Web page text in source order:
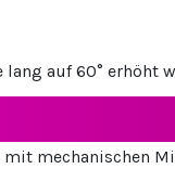
lang auf 60° erhöht
mechanischen